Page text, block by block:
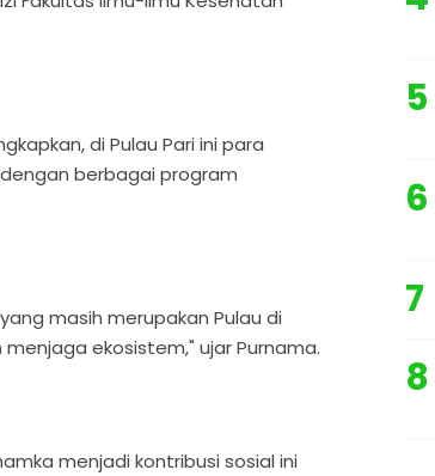
di Pulau Pari ini para
berbagai program
masih merupakan Pulau di
ekosistem," ujar Purnama.
menjadi kontribusi sosial ini